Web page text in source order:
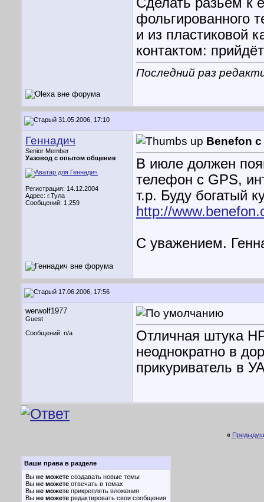
Сделать разьём к
фольгированного
и из пластиковой
контактом:
Последний раз
31.05.2006, 17:10
Геннадич
Senior Member
Уазовод с опытом общения
Регистрация: 14.12.2004
Адрес: г.Тула
Сообщений: 1,259
Benefon с
В июле должен
телефон с GPS,
т.р. Буду богатый
http://
С уважением.
17.06.2006, 17:56
werwolf1977
Guest
Сообщений: n/a
Отличная штука
неоднократно в
прикуриватель в
«
Ваши права в разделе
Вы не можете создавать новые темы
Вы не можете отвечать в темах
Вы не можете прикреплять вложения
Вы не можете редактировать свои сообщения